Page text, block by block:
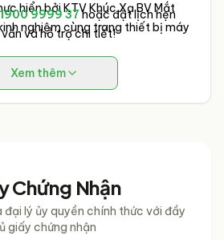
hiển bởi KTV Khúc Xạ BV Mắt
nghiệm cùng trang thiết bị máy
1900 9999 37 hoặc đặt lịch hẹn
và hỗ trợ chi tiết!
Xem thêm
Chứng Nhận
lý ủy quyền chính thức với đầy
giấy chứng nhận